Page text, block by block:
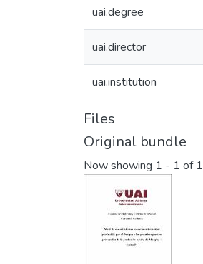
uai.degree
uai.director
uai.institution
Files
Original bundle
Now showing 1 - 1 of 1